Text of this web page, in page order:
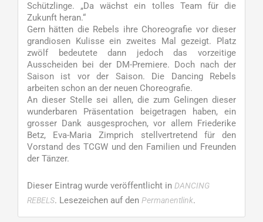
Schützlinge. „Da wächst ein tolles Team für die
Zukunft heran.“
Gern hätten die Rebels ihre Choreografie vor dieser
grandiosen Kulisse ein zweites Mal gezeigt. Platz
zwölf bedeutete dann jedoch das vorzeitige
Ausscheiden bei der DM-Premiere. Doch nach der
Saison ist vor der Saison. Die Dancing Rebels
arbeiten schon an der neuen Choreografie.
An dieser Stelle sei allen, die zum Gelingen dieser
wunderbaren Präsentation beigetragen haben, ein
grosser Dank ausgesprochen, vor allem Friederike
Betz, Eva-Maria Zimprich stellvertretend für den
Vorstand des TCGW und den Familien und Freunden
der Tänzer.
Dieser Eintrag wurde veröffentlicht in DANCING
REBELS. Lesezeichen auf den Permanentlink.